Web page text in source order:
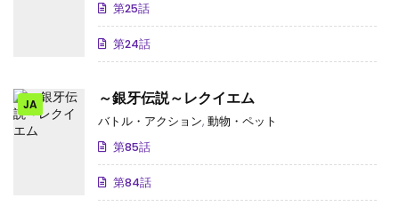
第25話
第24話
JA ～銀牙伝説～レクイエム
バトル・アクション, 動物・ペット
第85話
第84話